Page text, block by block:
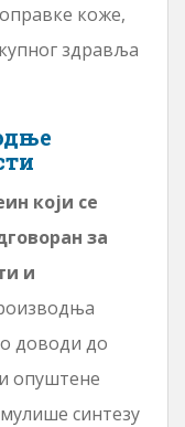
коже,
здравља
који се
за
и
доводи до
опуштене
синтезу